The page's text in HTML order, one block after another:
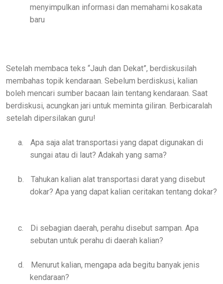
menyimpulkan informasi dan memahami kosakata
baru
Setelah membaca teks “Jauh dan Dekat”, berdiskusilah
membahas topik kendaraan. Sebelum berdiskusi, kalian
boleh mencari sumber bacaan lain tentang kendaraan. Saat
berdiskusi, acungkan jari untuk meminta giliran. Berbicaralah
setelah dipersilakan guru!
a.
Apa saja alat transportasi yang dapat digunakan di
sungai atau di laut? Adakah yang sama?
b.
Tahukan kalian alat transportasi darat yang disebut
dokar? Apa yang dapat kalian ceritakan tentang dokar?
c.
Di sebagian daerah, perahu disebut sampan. Apa
sebutan untuk perahu di daerah kalian?
d.
Menurut kalian, mengapa ada begitu banyak jenis
kendaraan?